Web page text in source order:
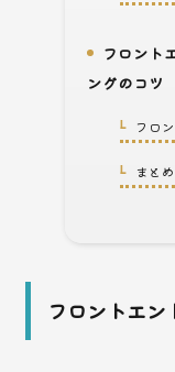
3.フロント
ングのコツ
3-1.フロ
3-2.まとめ
フロントエン